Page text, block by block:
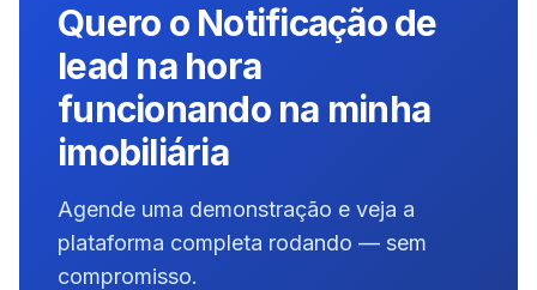
Quero o Notificação de
lead na hora
funcionando na minha
imobiliária
Agende uma demonstração e veja a
plataforma completa rodando — sem
compromisso.